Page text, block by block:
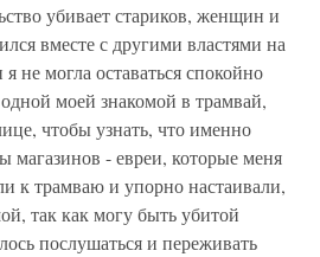
убивает стариков, женщин и
вместе с другими властями на
не могла оставаться спокойно
моей знакомой в трамвай,
чтобы узнать, что именно
магазинов - евреи, которые меня
к трамваю и упорно настаивали,
так как могу быть убитой
послушаться и переживать